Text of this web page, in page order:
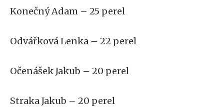
Konečný Adam – 25 perel
Odvářková Lenka – 22 perel
Očenášek Jakub – 20 perel
Straka Jakub – 20 perel